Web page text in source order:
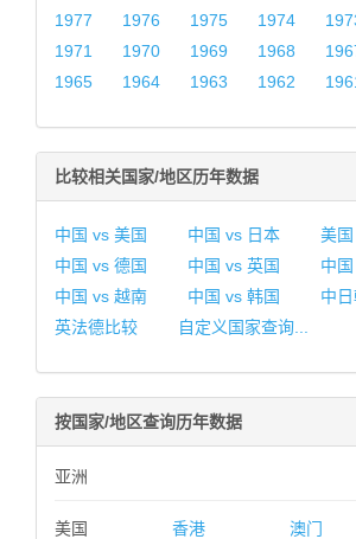
1977
1976 1975 1974
1971
1970 1969 1968
1965
1964 1963 1962
比较相关国家/地区历年数据
中国 vs 美国 中国 vs 日本
美
中国 vs 德国
中国 vs 英国
中
中国 vs 越南
中国 vs 韩国
中
英法德比较
自定义国家查询...
按国家/地区查询历年数据
亚洲
美国 香港
澳门